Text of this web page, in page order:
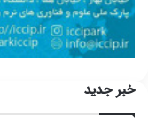
خبر جدید